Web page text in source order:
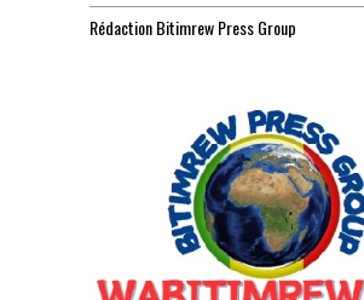
Rédaction Bitimrew Press Group